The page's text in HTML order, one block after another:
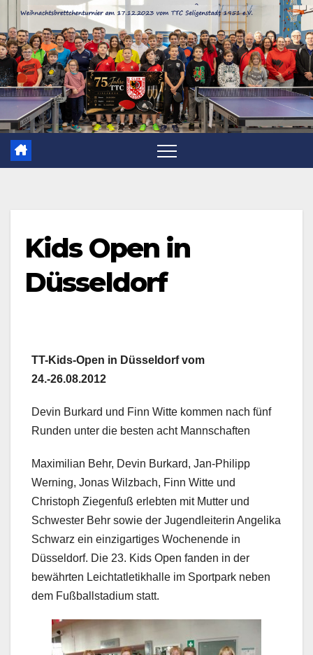
Zum
Inhalt
springen
Kids Open in
Düsseldorf
TT-Kids-Open in Düsseldorf vom
24.-26.08.2012
Devin Burkard und Finn Witte kommen nach fünf
Runden unter die besten acht Mannschaften
Maximilian Behr, Devin Burkard, Jan-Philipp
Werning, Jonas Wilzbach, Finn Witte und
Christoph Ziegenfuß erlebten mit Mutter und
Schwester Behr sowie der Jugendleiterin Angelika
Schwarz ein einzigartiges Wochenende in
Düsseldorf. Die 23. Kids Open fanden in der
bewährten Leichtatletikhalle im Sportpark neben
dem Fußballstadium statt.